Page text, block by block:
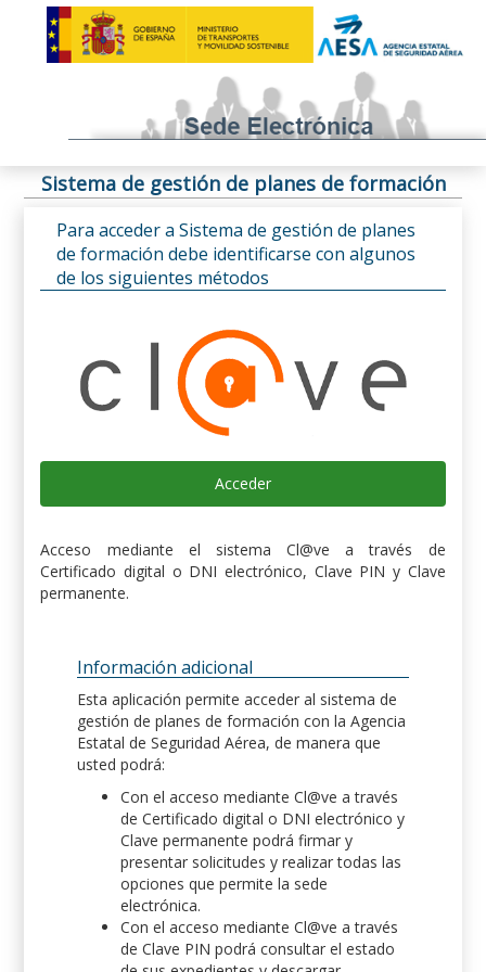
Sistema de gestión de planes de formación
Para acceder a Sistema de gestión de planes
de formación debe identificarse con algunos
de los siguientes métodos
Acceder
Acceso mediante el sistema Cl@ve a través de
Certificado digital o DNI electrónico, Clave PIN y Clave
permanente.
Información adicional
Esta aplicación permite acceder al sistema de
gestión de planes de formación con la Agencia
Estatal de Seguridad Aérea, de manera que
usted podrá:
Con el acceso mediante Cl@ve a través
de Certificado digital o DNI electrónico y
Clave permanente podrá firmar y
presentar solicitudes y realizar todas las
opciones que permite la sede
electrónica.
Con el acceso mediante Cl@ve a través
de Clave PIN podrá consultar el estado